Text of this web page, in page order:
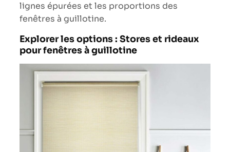
lignes épurées et les proportions des
fenêtres à guillotine.
Explorer les options : Stores et rideaux
pour fenêtres à guillotine